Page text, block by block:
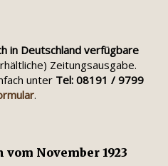
in Deutschland verfügbare
Zeitungsausgabe.
unter Tel: 08191 / 9799
.
November 1923